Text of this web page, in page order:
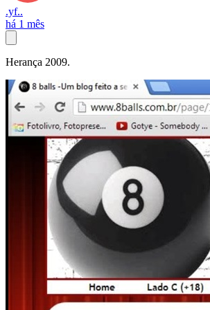
.yf..
há 1 mês
Herança 2009.